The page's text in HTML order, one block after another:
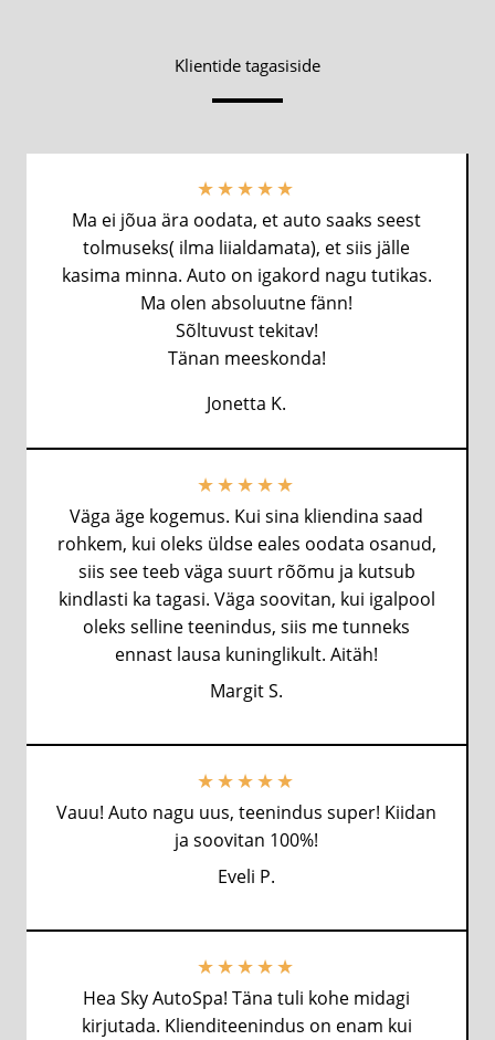
Klientide tagasiside
★★★★★
Ma ei jõua ära oodata, et auto saaks seest
tolmuseks( ilma liialdamata), et siis jälle
kasima minna. Auto on igakord nagu tutikas.
Ma olen absoluutne fänn!
Sõltuvust tekitav!
Tänan meeskonda!
Jonetta K.
★★★★★
Väga äge kogemus. Kui sina kliendina saad
rohkem, kui oleks üldse eales oodata osanud,
siis see teeb väga suurt rõõmu ja kutsub
kindlasti ka tagasi. Väga soovitan, kui igalpool
oleks selline teenindus, siis me tunneks
ennast lausa kuninglikult. Aitäh!
Margit S.
Margit S.
★★★★★
Vauu! Auto nagu uus, teenindus super! Kiidan
ja soovitan 100%!
Eveli P.
Margit S.
★★★★★
Hea Sky AutoSpa! Täna tuli kohe midagi
kirjutada. Klienditeenindus on enam kui